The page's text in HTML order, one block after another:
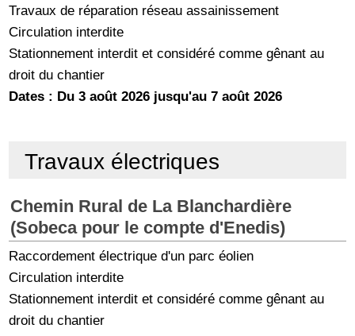
Travaux de réparation réseau assainissement
Circulation interdite
Stationnement interdit et considéré comme gênant au
droit du chantier
Dates : Du 3 août 2026 jusqu'au 7 août 2026
Travaux électriques
Chemin Rural de La Blanchardière
(Sobeca pour le compte d'Enedis)
Raccordement électrique d'un parc éolien
Circulation interdite
Stationnement interdit et considéré comme gênant au
droit du chantier